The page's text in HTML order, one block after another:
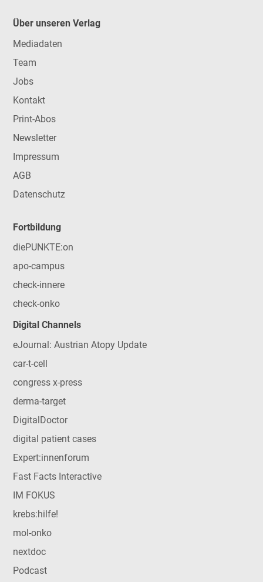
Über unseren Verlag
Mediadaten
Team
Jobs
Kontakt
Print-Abos
Newsletter
Impressum
AGB
Datenschutz
Fortbildung
diePUNKTE:on
apo-campus
check-innere
check-onko
Digital Channels
eJournal: Austrian Atopy Update
car-t-cell
congress x-press
derma-target
DigitalDoctor
digital patient cases
Expert:innenforum
Fast Facts Interactive
IM FOKUS
krebs:hilfe!
mol-onko
nextdoc
Podcast